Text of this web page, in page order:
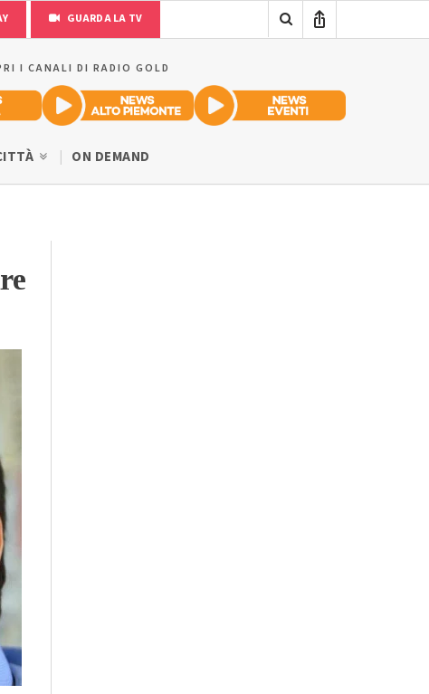
GUARDA LA TV
I CANALI DI RADIO GOLD
ON DEMAND